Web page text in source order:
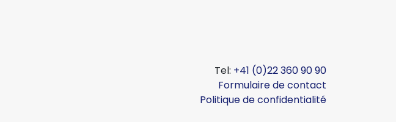
Tel: +41 (0)22 360 90 90
Formulaire de contact
Politique de confidentialité